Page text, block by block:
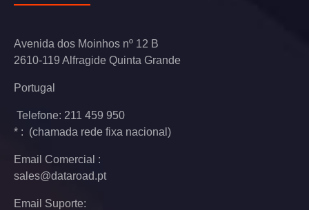
Avenida dos Moinhos nº 12 B
2610-119 Alfragide Quinta Grande
Portugal
Telefone: 211 459 950
* : (chamada rede fixa nacional)
Email Comercial :
sales@dataroad.pt
Email Suporte: